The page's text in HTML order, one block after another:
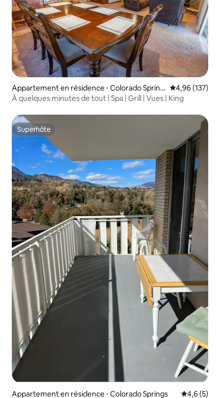
Appartement en résidence ⋅ Colorado Spring
s
Évaluation
4,96 (137)
À quelques minutes de tout | Spa | Grill | Vues | King
Superhôte
Superhôte
Appartement en résidence ⋅ Colorado Springs Évaluation
4,6 (5)